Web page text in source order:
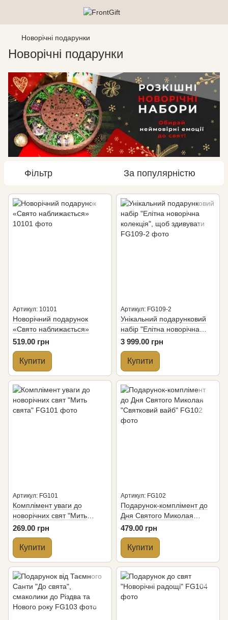
Новорічні подарунки
Новорічні подарунки
Фільтр За популярністю
Артикул: 10101
Новорiчний подарунок
«Свято наближається»
519.00 грн
Купити
Артикул: FG109-2
Унікальний подарунковий
набір "Елітна новорічна
колекція", щоб здивувати
3 999.00 грн
Купити
Артикул: FG101
Комплімент уваги до
новорічних свят "Мить
свята"
269.00 грн
Купити
Артикул: FG102
Подарунок-комплімент до
Дня Святого Миколая
"Святковий вайб"
479.00 грн
Купити